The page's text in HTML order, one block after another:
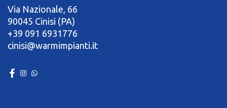
Via Nazionale, 66
90045 Cinisi (PA)
+39 091 6931776
cinisi@warmimpianti.it